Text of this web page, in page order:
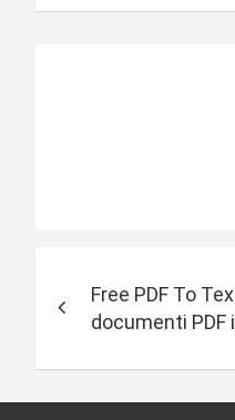
v
i
Free PDF To
documenti